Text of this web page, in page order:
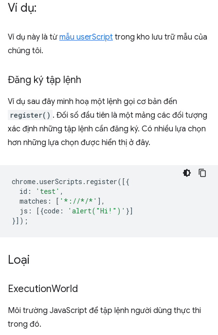
Ví dụ:
Ví dụ này là từ mẫu userScript trong kho lưu trữ mẫu của
chúng tôi.
Đăng ký tập lệnh
Ví dụ sau đây minh hoạ một lệnh gọi cơ bản đến
register() . Đối số đầu tiên là một mảng các đối tượng
xác định những tập lệnh cần đăng ký. Có nhiều lựa chọn
hơn những lựa chọn được hiển thị ở đây.
chrome.userScripts . register([{
id : 'test' ,
matches : [ '*://*/*' ],
js : [{code : 'alert("Hi!")' }]
}]);
Loại
ExecutionWorld
Môi trường JavaScript để tập lệnh người dùng thực thi
trong đó.